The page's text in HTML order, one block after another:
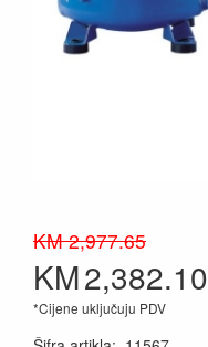
KM 2,977.65
KM2,382.10
*Cijene uključuju PDV